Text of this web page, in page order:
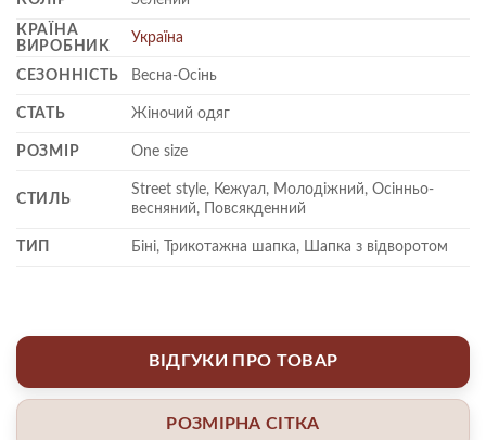
КРАЇНА
ВИРОБНИК
Україна
СЕЗОННІСТЬ Весна-Осінь
СТАТЬ Жіночий одяг
РОЗМІР One size
СТИЛЬ
Street style, Кежуал, Молодіжний, Осінньо-
весняний, Повсякденний
ТИП Біні, Трикотажна шапка, Шапка з відворотом
ВІДГУКИ ПРО ТОВАР
РОЗМІРНА СІТКА